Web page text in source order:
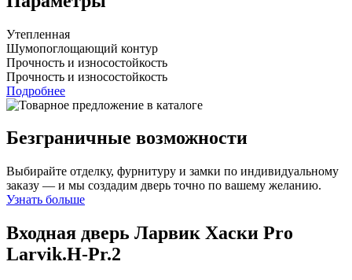
Утепленная
Шумопоглощающий контур
Прочность и износостойкость
Прочность и износостойкость
Подробнее
Безграничные возможности
Выбирайте отделку, фурнитуру и замки по индивидуальному
заказу — и мы создадим дверь точно по вашему желанию.
Узнать больше
Входная дверь Ларвик Хаски Pro
Larvik.H-Pr.2